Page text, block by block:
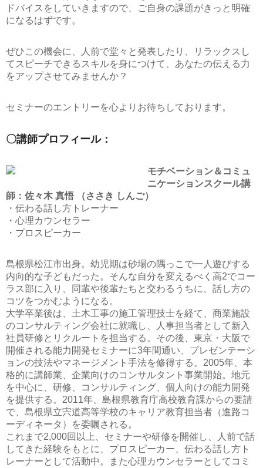
ドバイスをしていきますので、ご自身の課題がきっと明確
になるはずです。
ぜひこの機会に、人前で堂々と発表したり、リラックスし
てスピーチできるスキルを身につけて、あなたの伝える力
をアップさせてみませんか？
セミナーのエントリーを心よりお待ちしております。
〇講師プロフィール：
モチベーション＆コミュ
ニケーションスクール講
師：佐々木 真悟 （ささき しんご）
・伝わる話し方トレーナー
・心理カウンセラー
・プロスピーカー
島根県松江市出身。幼児期は砂場の隅っこで一人遊びする
内向的な子どもだった。そんな自分を変えるべく高2でコー
ラス部に入り、同輩や後輩たちと交わるうちに、話し方の
コツをつかむようになる。
大学卒業後は、土木工事の施工管理技士を経て、商業施設
のコンサルティング会社に就職し、人事担当者として新入
社員研修とリクルートを担当する。その後、東京・大阪で
開催される能力開発セミナーに3年間通い、プレゼンテーシ
ョンの技法やマネージメント手法を修得する。2005年、本
格的に講師業、企業向けのコンサルタント事業開始。地元
を中心に、研修、コンサルティング、個人向けの能力開発
を提供する。2011年、島根県教育庁高校教育課からの要請
で、島根県立宍道高等学校のキャリア教育担当者（進路コ
ーディネータ）を委嘱される。
これまで2,000回以上、セミナーや研修を開催し、人前で話
してきた経験をもとに、プロスピーカー、伝わる話し方ト
レーナーとして活動中。また心理カウンセラーとしてコミ